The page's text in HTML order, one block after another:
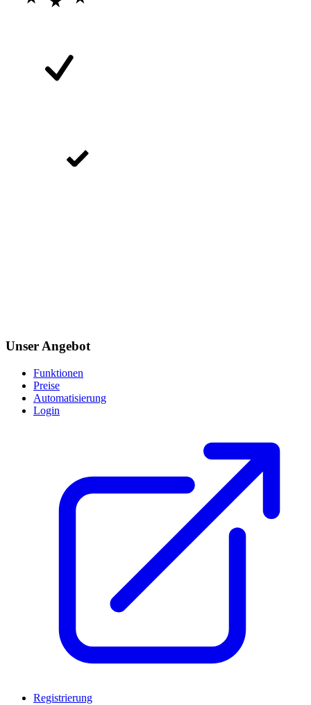
Unser Angebot
Funktionen
Preise
Automatisierung
Login
Registrierung